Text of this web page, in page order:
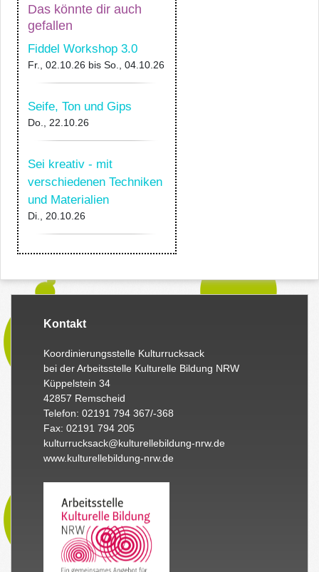
Das könnte dir auch
gefallen
Fiddel Workshop 3.0
Fr., 02.10.26 bis So., 04.10.26
Seife, Ton und Gips
Do., 22.10.26
Sei kreativ - mit
verschiedenen Techniken
und Materialien
Di., 20.10.26
Kontakt
Koordinierungsstelle Kulturrucksack
bei der Arbeitsstelle Kulturelle Bildung NRW
Küppelstein 34
42857 Remscheid
Telefon: 02191 794 367/-368
Fax: 02191 794 205
kulturrucksack@kulturellebildung-nrw.de
www.kulturellebildung-nrw.de